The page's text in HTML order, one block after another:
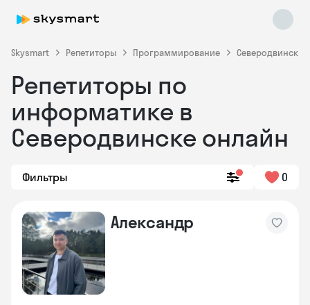
Skysmart Репетиторы Программирование Северодвинск
Репетиторы по
информатике в
Северодвинске онлайн
Фильтры 0
Александр
Skysmart Chat